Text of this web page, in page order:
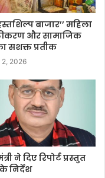
बाजार’’ महिला
और सामाजिक
सशक्त प्रतीक
2, 2026
ने दिए रिपोर्ट प्रस्तुत
निर्देश